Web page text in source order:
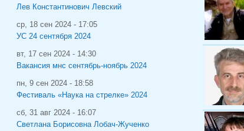
Лев Константинович Левский
ср, 18 сен 2024 - 17:05
УС 24 сентября 2024
вт, 17 сен 2024 - 14:30
Вакансия мнс сентябрь-ноябрь 2024
пн, 9 сен 2024 - 18:58
Фестиваль «Наука на стрелке» 2024
сб, 31 авг 2024 - 16:07
Светлана Борисовна Лобач-Жученко